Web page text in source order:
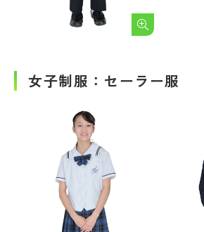
女子制服：セーラー服